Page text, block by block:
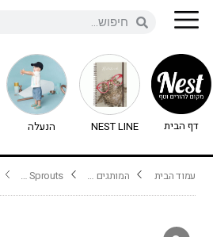
דף הבית NEST LINE הנעלה
עמוד הבית המותגים שלנו Green Sprouts- בגד ים לתינוק